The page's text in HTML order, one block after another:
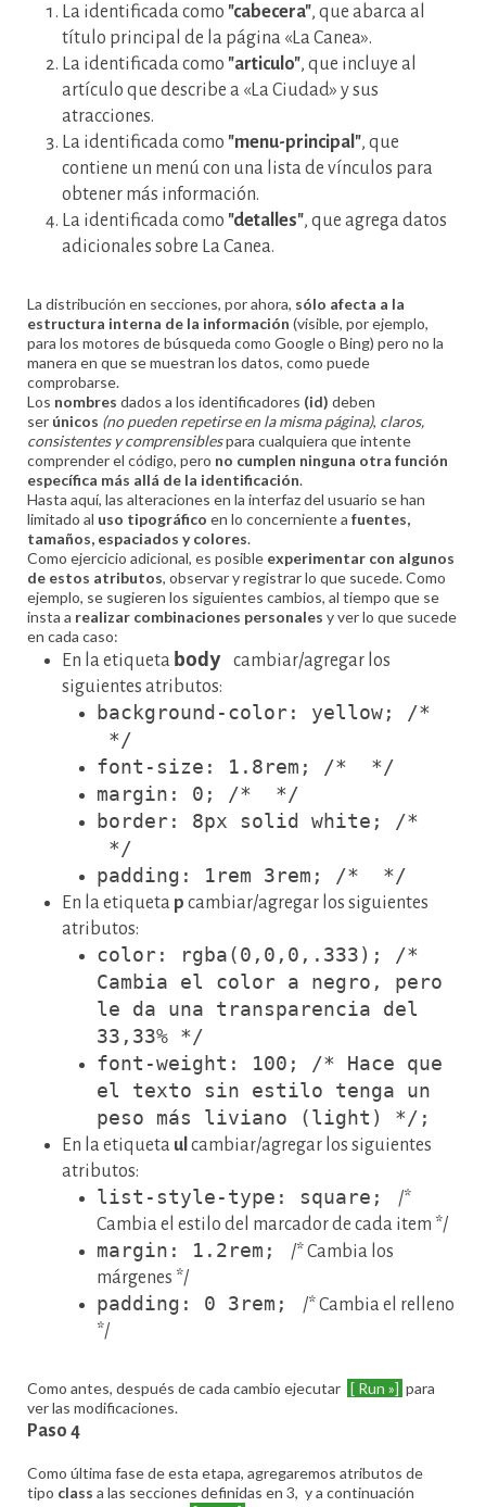
La identificada como "cabecera", que abarca al
título principal de la página «La Canea».
La identificada como "articulo", que incluye al
artículo que describe a «La Ciudad» y sus
atracciones.
La identificada como "menu-principal", que
contiene un menú con una lista de vínculos para
obtener más información.
La identificada como "detalles", que agrega datos
adicionales sobre La Canea.
La distribución en secciones, por ahora, sólo afecta a la
estructura interna de la información (visible, por ejemplo,
para los motores de búsqueda como Google o Bing) pero no la
manera en que se muestran los datos, como puede
comprobarse.
Los nombres dados a los identificadores (id) deben
ser únicos (no pueden repetirse en la misma página), claros,
consistentes y comprensiblespara cualquiera que intente
comprender el código, pero no cumplen ninguna otra función
específica más allá de la identificación.
Hasta aquí, las alteraciones en la interfaz del usuario se han
limitado al uso tipográfico en lo concerniente a fuentes,
tamaños, espaciados y colores.
Como ejercicio adicional, es posible experimentar con algunos
de estos atributos, observar y registrar lo que sucede. Como
ejemplo, se sugieren los siguientes cambios, al tiempo que se
insta a realizar combinaciones personales y ver lo que sucede
en cada caso:
En la etiqueta bodycambiar/agregar los
siguientes atributos:
background-color: yellow; /*
*/
font-size: 1.8rem; /* */
margin: 0; /* */
border: 8px solid white; /*
*/
padding: 1rem 3rem; /* */
En la etiqueta pcambiar/agregar los siguientes
atributos:
color: rgba(0,0,0,.333); /*
Cambia el color a negro, pero
le da una transparencia del
33,33% */
font-weight: 100; /* Hace que
el texto sin estilo tenga un
peso más liviano (light) */;
En la etiqueta ulcambiar/agregar los siguientes
atributos:
list-style-type: square;
/*
Cambia el estilo del marcador de cada item */
margin: 1.2rem;
/* Cambia los
márgenes */
padding: 0 3rem;
/* Cambia el relleno
*/
Como antes, después de cada cambio ejecutar [ Run »] para
ver las modificaciones.
Paso 4
Como última fase de esta etapa, agregaremos atributos de
tipo class a las secciones definidas en 3, y a continuación